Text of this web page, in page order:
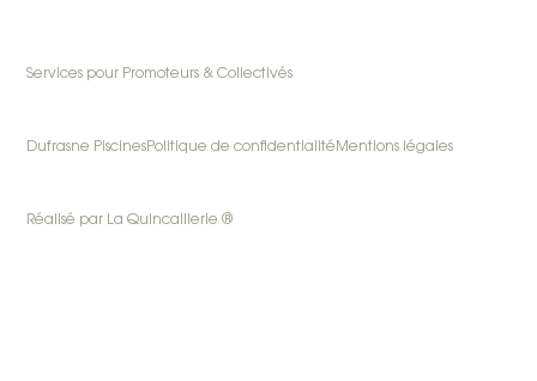
Services pour Promoteurs & Collectivés
Dufrasne PiscinesPolitique de confidentialitéMentions légales
Réalisé par La Quincaillerie ®